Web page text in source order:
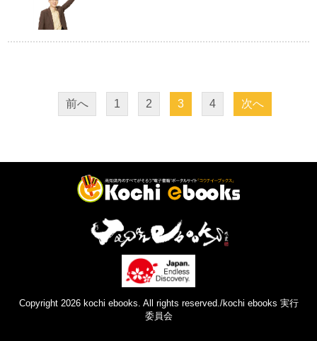
前へ 1 2 3 4 次へ
Copyright 2026 kochi ebooks. All rights reserved./kochi ebooks 実行
委員会